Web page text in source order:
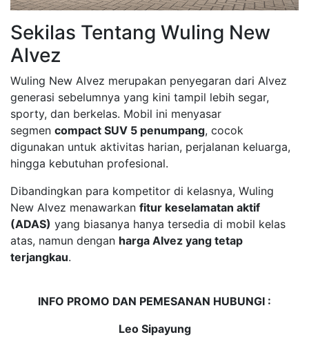
Sekilas Tentang Wuling New
Alvez
Wuling New Alvez merupakan penyegaran dari Alvez
generasi sebelumnya yang kini tampil lebih segar,
sporty, dan berkelas. Mobil ini menyasar
segmen compact SUV 5 penumpang, cocok
digunakan untuk aktivitas harian, perjalanan keluarga,
hingga kebutuhan profesional.
Dibandingkan para kompetitor di kelasnya, Wuling
New Alvez menawarkan fitur keselamatan aktif
(ADAS) yang biasanya hanya tersedia di mobil kelas
atas, namun dengan harga Alvez yang tetap
terjangkau.
INFO PROMO DAN PEMESANAN HUBUNGI :
Leo Sipayung